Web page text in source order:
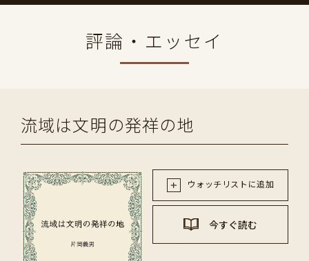
評論・エッセイ
流域は文明の発祥の地
ウォッチリストに追加
今すぐ読む